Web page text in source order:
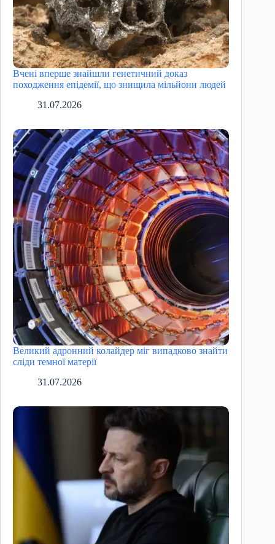
Вчені вперше знайшли генетичний доказ
походження епідемії, що знищила мільйони людей
31.07.2026
Великий адронний колайдер міг випадково знайти
сліди темної матерії
31.07.2026